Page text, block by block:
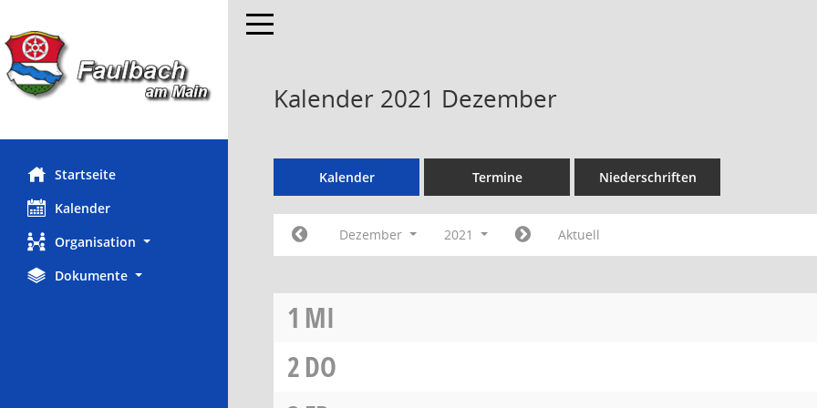
Startseite
Kalender
Organisation
Dokumente
Toggle navigation
Kalender 2021 Dezember
Kalender Termine Niederschriften
Dezember 2021 Aktuell
1 MI
2DO